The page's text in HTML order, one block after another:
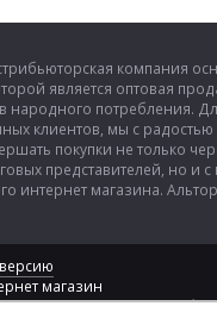
компания
является оптовая
народного потребления.
клиентов, мы с радостью
покупки не только
представителей, но и
интернет магазина.
магазин
товары и